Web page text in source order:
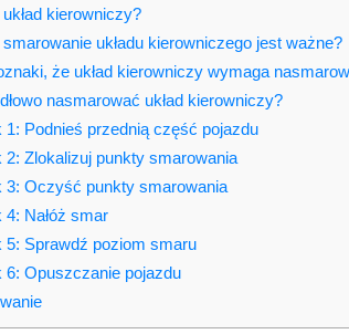
kierowniczy?
układu kierowniczego jest ważne?
że układ kierowniczy wymaga
nasmarować układ kierowniczy?
1: Podnieś przednią część pojazdu
2: Zlokalizuj punkty smarowania
3: Oczyść punkty smarowania
4: Nałóż smar
5: Sprawdź poziom smaru
6: Opuszczanie pojazdu